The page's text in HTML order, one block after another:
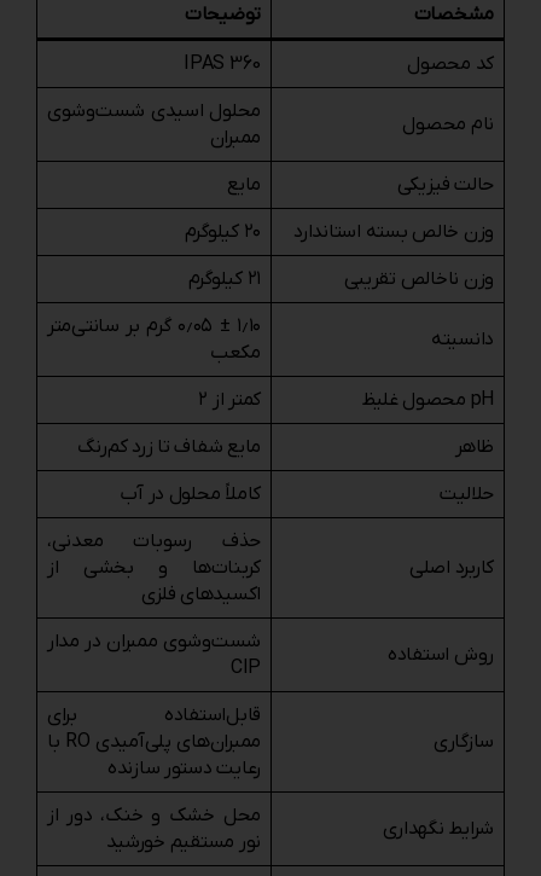
مشخصات توضیحات
کد محصول IPAS 360
نام محصول
محلول اسیدی شست‌وشوی
ممبران
حالت فیزیکی
مایع
وزن خالص بسته استاندارد
۲۰ کیلوگرم
وزن ناخالص تقریبی
۲۱ کیلوگرم
دانسیته
۱٫۱۰ ± ۰٫۰۵ گرم بر سانتی‌متر
مکعب
pH محصول غلیظ
کمتر از ۲
ظاهر
مایع شفاف تا زرد کم‌رنگ
حلالیت
کاملاً محلول در آب
کاربرد اصلی
حذف رسوبات معدنی،
کربنات‌ها و بخشی از
اکسیدهای فلزی
روش استفاده
شست‌وشوی ممبران در مدار
CIP
سازگاری
قابل‌استفاده برای
ممبران‌های پلی‌آمیدی RO با
رعایت دستور سازنده
شرایط نگهداری
محل خشک و خنک، دور از
نور مستقیم خورشید